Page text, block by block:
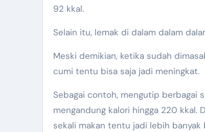
92 kkal.
Selain itu, lemak di dalam dalam
Meski demikian, ketika sudah
cumi tentu bisa saja jadi meningkat.
Sebagai contoh, mengutip berbagai
mengandung kalori hingga 220 kkal.
sekali makan tentu jadi lebih banyak